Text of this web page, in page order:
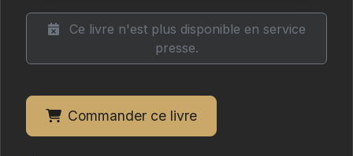
Ce livre n'est plus disponible en service
presse.
Commander ce livre